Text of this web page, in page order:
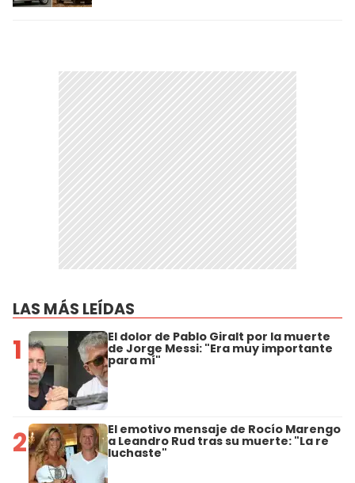
LAS MÁS LEÍDAS
1 El dolor de Pablo Giralt por la muerte
de Jorge Messi: "Era muy importante
para mí"
2 El emotivo mensaje de Rocío Marengo
a Leandro Rud tras su muerte: "La re
luchaste"